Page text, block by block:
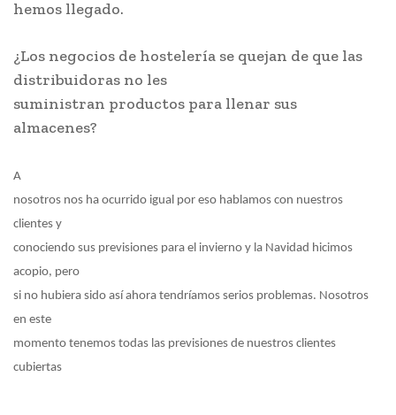
hemos llegado.
¿Los negocios de hostelería se quejan de que las
distribuidoras no les
suministran productos para llenar sus
almacenes?
A
nosotros nos ha ocurrido igual por eso hablamos con nuestros
clientes y
conociendo sus previsiones para el invierno y la Navidad hicimos
acopio, pero
si no hubiera sido así ahora tendríamos serios problemas. Nosotros
en este
momento tenemos todas las previsiones de nuestros clientes
cubiertas